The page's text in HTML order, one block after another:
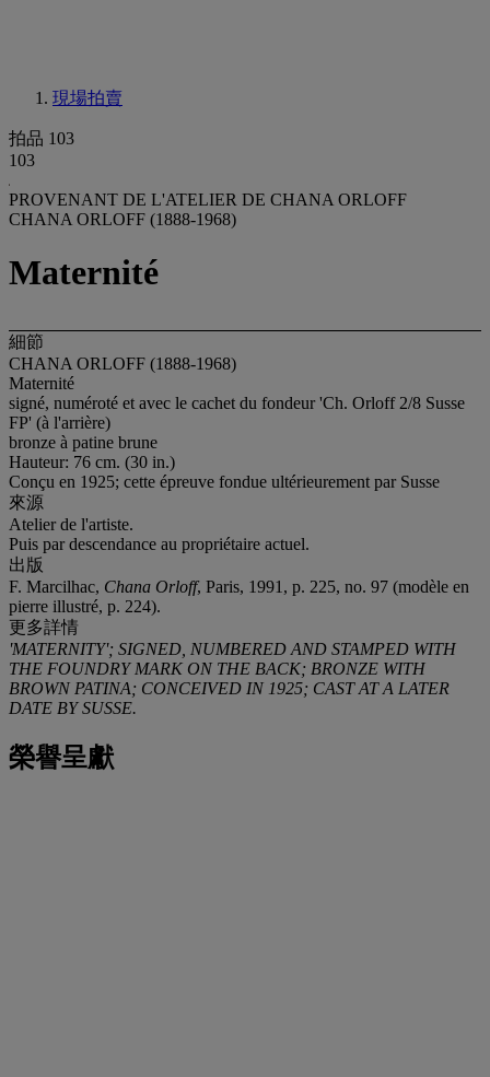
現場拍賣
拍品 103
103
PROVENANT DE L'ATELIER DE CHANA ORLOFF
CHANA ORLOFF (1888-1968)
Maternité
細節
CHANA ORLOFF (1888-1968)
Maternité
signé, numéroté et avec le cachet du fondeur 'Ch. Orloff 2/8 Susse
FP' (à l'arrière)
bronze à patine brune
Hauteur: 76 cm. (30 in.)
Conçu en 1925; cette épreuve fondue ultérieurement par Susse
來源
Atelier de l'artiste.
Puis par descendance au propriétaire actuel.
出版
F. Marcilhac, Chana Orloff, Paris, 1991, p. 225, no. 97 (modèle en
pierre illustré, p. 224).
更多詳情
'MATERNITY'; SIGNED, NUMBERED AND STAMPED WITH
THE FOUNDRY MARK ON THE BACK; BRONZE WITH
BROWN PATINA; CONCEIVED IN 1925; CAST AT A LATER
DATE BY SUSSE.
榮譽呈獻